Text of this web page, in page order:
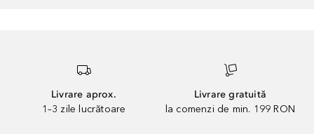
Livrare aprox.
1–3 zile lucrătoare
Livrare gratuită
la comenzi de min. 199 RON